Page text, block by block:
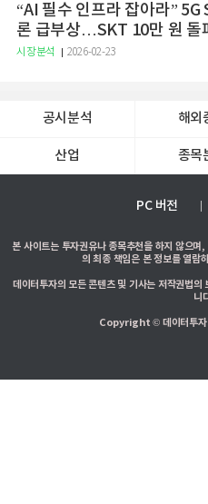
“AI 필수 인프라 잡아라” 5G
론 급부상…SKT 10만 원 돌
증권
시장분석 2026-02-23
공시분석 해외
산업 종목
PC 버전
본 사이트는 투자권유나 종목추천을 하지 않으
의 최종 책임은 본 정보를 열람
데이터투자의 모든 콘텐츠 및 기사는 저작권법
니
Copyright © 데이터투